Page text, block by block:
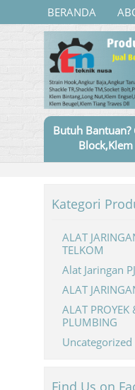
BERANDA
Butuh Bantuan?
Kategori
ALAT
TELKOM
Alat Jaringan
ALAT
ALAT PROYEK
PLUMBING
Uncategorized
Find Us on